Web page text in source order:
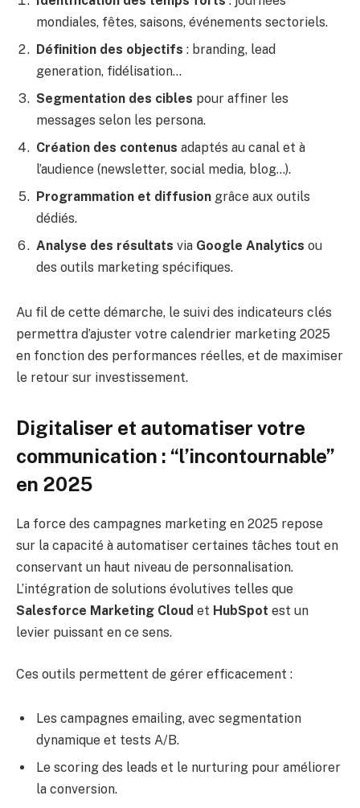
mondiales, fêtes, saisons, événements sectoriels.
Définition des objectifs : branding, lead
generation, fidélisation…
Segmentation des cibles pour affiner les
messages selon les persona.
Création des contenus adaptés au canal et à
l’audience (newsletter, social media, blog…).
Programmation et diffusion grâce aux outils
dédiés.
Analyse des résultats via Google Analytics ou
des outils marketing spécifiques.
Au fil de cette démarche, le suivi des indicateurs clés
permettra d’ajuster votre calendrier marketing 2025
en fonction des performances réelles, et de maximiser
le retour sur investissement.
Digitaliser et automatiser votre
communication : “l’incontournable”
en 2025
La force des campagnes marketing en 2025 repose
sur la capacité à automatiser certaines tâches tout en
conservant un haut niveau de personnalisation.
L’intégration de solutions évolutives telles que
Salesforce Marketing Cloud et HubSpot est un
levier puissant en ce sens.
Ces outils permettent de gérer efficacement :
Les campagnes emailing, avec segmentation
dynamique et tests A/B.
Le scoring des leads et le nurturing pour améliorer
la conversion.